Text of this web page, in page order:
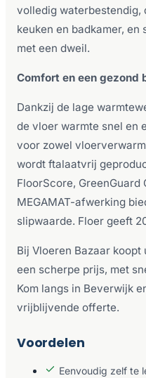
volledig waterbestendig,
keuken en badkamer,
met een dweil.
Comfort en een gezond
Dankzij de lage
de vloer warmte snel en
voor zowel
wordt ftalaatvrij
FloorScore, GreenGuard
MEGAMAT-afwerking
slipwaarde. Floer geeft
Bij Vloeren Bazaar
een scherpe prijs, met
Kom langs in Beverwijk
vrijblijvende offerte.
Voordelen
Eenvoudig zelf te